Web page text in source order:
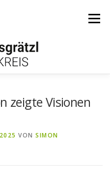
Menü
zeigte Visionen
VON SIMON